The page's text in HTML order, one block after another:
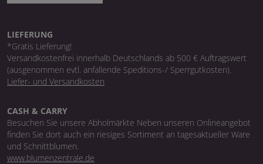
LIEFERUNG
*Gratis Lieferung!
Versandkostenfrei innerhalb Deutschlands ab 500 € Auftragswert
(ausgenommen evtl. anfallende Speditions-/ Sperrgutkosten).
Liefer- und Versandkosten
CASH & CARRY
Besuchen Sie unsere Abholmärkte Neben unseren Onlineangebot
finden Sie dort auch ein riesiges Sortiment an tagesaktueller Ware
und Schnittblumen.
www.blumenzentrale.de